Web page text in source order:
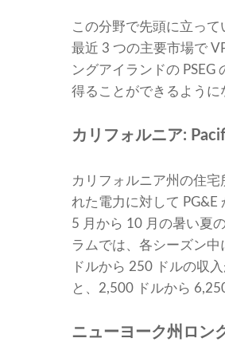
この分野で先頭に立って
最近 3 つの主要市場で
ングアイランドの
得ることができるよう
カリフォルニア:
カリフォルニア州の住
れた電力に対して
5 月から 10 月の暑い夏
ラムでは、各シーズン
ドルから 250 ドルの収
と、2,500 ドルから
ニューヨーク州ロン